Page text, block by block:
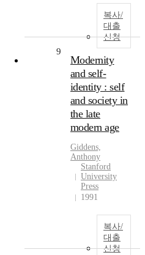
복사/
대출
신청
9
Modernity
and self-
identity : self
and society in
the late
modern age
Giddens,
Anthony
Stanford
University
Press
1991
복사/
대출
신청